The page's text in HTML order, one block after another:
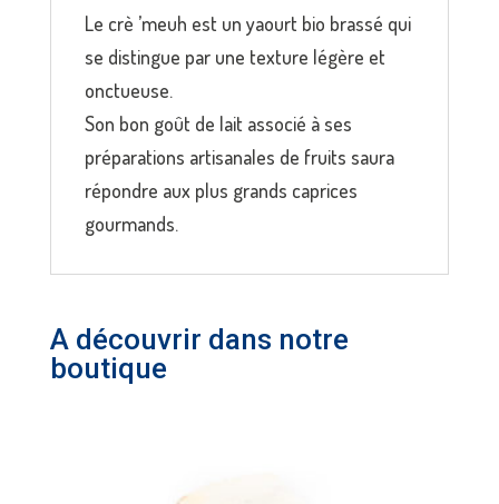
Le crè ’meuh est un yaourt bio brassé qui
se distingue par une texture légère et
onctueuse.
Son bon goût de lait associé à ses
préparations artisanales de fruits saura
répondre aux plus grands caprices
gourmands.
A découvrir dans notre
boutique